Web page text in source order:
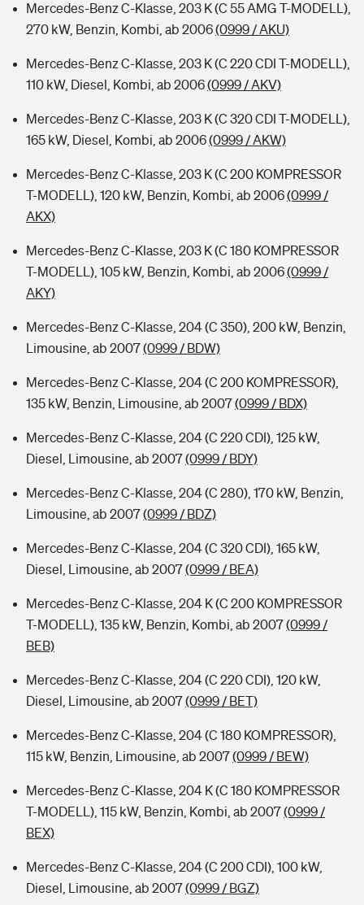
Mercedes-Benz C-Klasse, 203 K (C 55 AMG T-MODELL),
270 kW, Benzin, Kombi, ab 2006(0999 / AKU)
Mercedes-Benz C-Klasse, 203 K (C 220 CDI T-MODELL),
110 kW, Diesel, Kombi, ab 2006(0999 / AKV)
Mercedes-Benz C-Klasse, 203 K (C 320 CDI T-MODELL),
165 kW, Diesel, Kombi, ab 2006(0999 / AKW)
Mercedes-Benz C-Klasse, 203 K (C 200 KOMPRESSOR
T-MODELL), 120 kW, Benzin, Kombi, ab 2006(0999 /
AKX)
Mercedes-Benz C-Klasse, 203 K (C 180 KOMPRESSOR
T-MODELL), 105 kW, Benzin, Kombi, ab 2006(0999 /
AKY)
Mercedes-Benz C-Klasse, 204 (C 350), 200 kW, Benzin,
Limousine, ab 2007(0999 / BDW)
Mercedes-Benz C-Klasse, 204 (C 200 KOMPRESSOR),
135 kW, Benzin, Limousine, ab 2007(0999 / BDX)
Mercedes-Benz C-Klasse, 204 (C 220 CDI), 125 kW,
Diesel, Limousine, ab 2007(0999 / BDY)
Mercedes-Benz C-Klasse, 204 (C 280), 170 kW, Benzin,
Limousine, ab 2007(0999 / BDZ)
Mercedes-Benz C-Klasse, 204 (C 320 CDI), 165 kW,
Diesel, Limousine, ab 2007(0999 / BEA)
Mercedes-Benz C-Klasse, 204 K (C 200 KOMPRESSOR
T-MODELL), 135 kW, Benzin, Kombi, ab 2007(0999 /
BEB)
Mercedes-Benz C-Klasse, 204 (C 220 CDI), 120 kW,
Diesel, Limousine, ab 2007(0999 / BET)
Mercedes-Benz C-Klasse, 204 (C 180 KOMPRESSOR),
115 kW, Benzin, Limousine, ab 2007(0999 / BEW)
Mercedes-Benz C-Klasse, 204 K (C 180 KOMPRESSOR
T-MODELL), 115 kW, Benzin, Kombi, ab 2007(0999 /
BEX)
Mercedes-Benz C-Klasse, 204 (C 200 CDI), 100 kW,
Diesel, Limousine, ab 2007(0999 / BGZ)